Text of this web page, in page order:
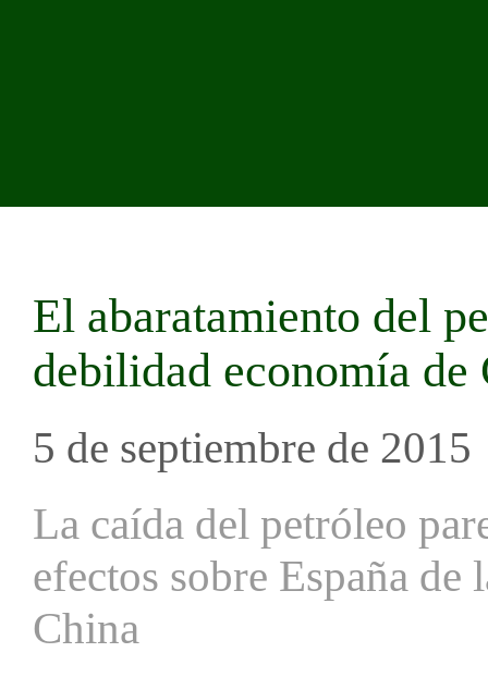
El abaratamiento del
debilidad economía de
5 de septiembre de 2015
La caída del petróleo
efectos sobre España
China